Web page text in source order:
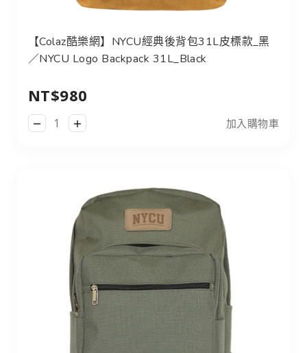
【Colaz酷樂網】NYCU經典後背包31L皮標款_黑
／NYCU Logo Backpack 31L_Black
NT$980
加入購物車